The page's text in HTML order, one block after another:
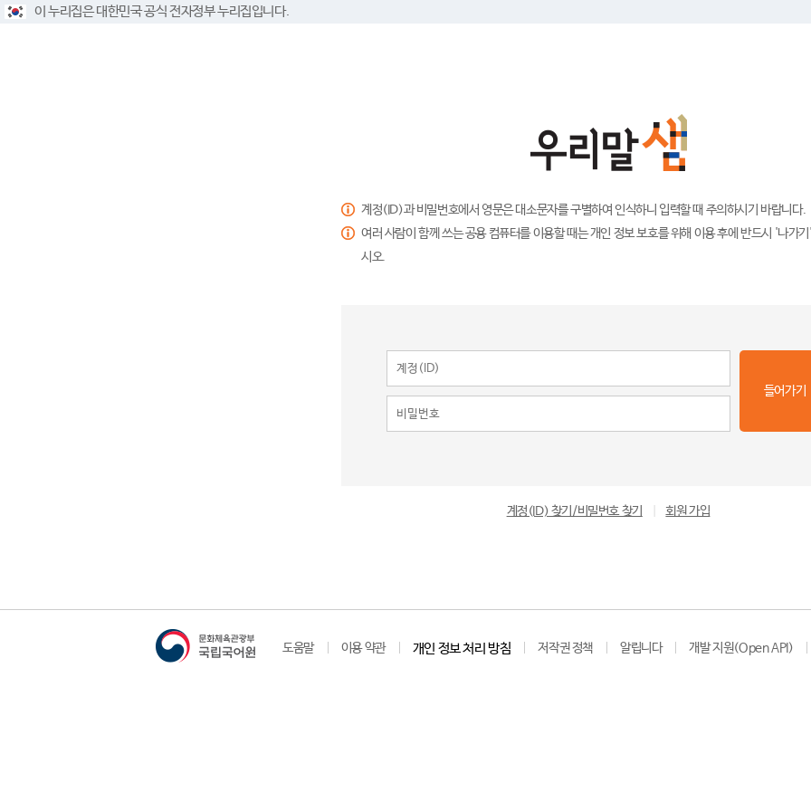
이 누리집은 대한민국 공식 전자정부 누리집입니다.
계정(ID)과 비밀번호에서 영문은 대소문자를 구별하여 인식하니 입력할 때 주의하시기 바랍니다.
여러 사람이 함께 쓰는 공용 컴퓨터를 이용할 때는 개인 정보 보호를 위해 이용 후에 반드시 '나가
시오.
들어가기
계정(ID) 찾기/비밀번호 찾기 회원 가입
도움말 이용 약관 개인 정보 처리 방침 저작권 정책 알립니다 개발 지원(Open API)